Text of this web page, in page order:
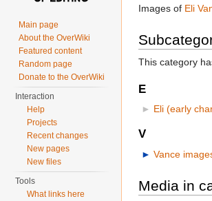
Images of Eli
This category
E
► Eli (early
V
► Vance
Media in
Main page
About the OverWiki
Featured content
Random page
Donate to the OverWiki
Interaction
Help
Projects
Recent changes
New pages
New files
Tools
What links here